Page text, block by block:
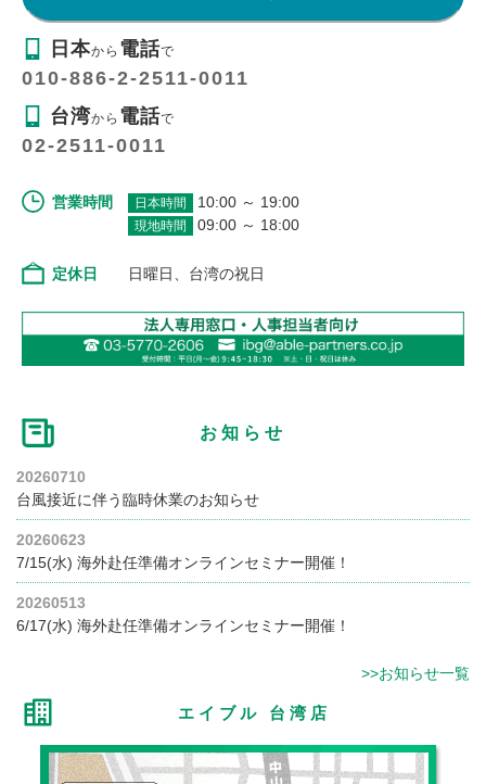
日本から 電話で
010-886-2-2511-0011
台湾から 電話で
02-2511-0011
営業時間 日本時間 10:00 ～ 19:00
現地時間 09:00 ～ 18:00
定休日 日曜日、台湾の祝日
お知らせ
20260710
台風接近に伴う臨時休業のお知らせ
20260623
7/15(水) 海外赴任準備オンラインセミナー開催！
20260513
6/17(水) 海外赴任準備オンラインセミナー開催！
>>お知らせ一覧
エイブル 台湾店